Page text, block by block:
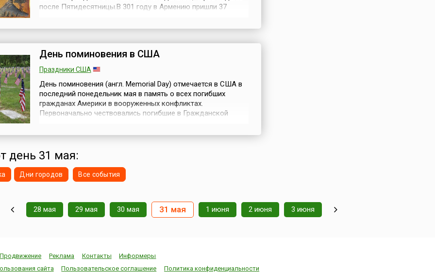
после Пятидесятницы.В 301 году в Армению пришли 37
девы, заявившей, что о...
День поминовения в США
Праздники США
День поминовения (англ. Memorial Day) отмечается в США в
последний понедельник мая в память о всех погибших
гражданах Америки в вооруженных конфликтах.
Первоначально чествовались погибшие в Гражданской
местах. Миллионы американцев возл...
день 31 мая:
Дни городов Все события
28 мая 29 мая 30 мая 31 мая 1 июня 2 июня 3 июня
Продвижение Реклама Контакты
Информеры
сайта
Пользовательское соглашение Политика конфиденциальности